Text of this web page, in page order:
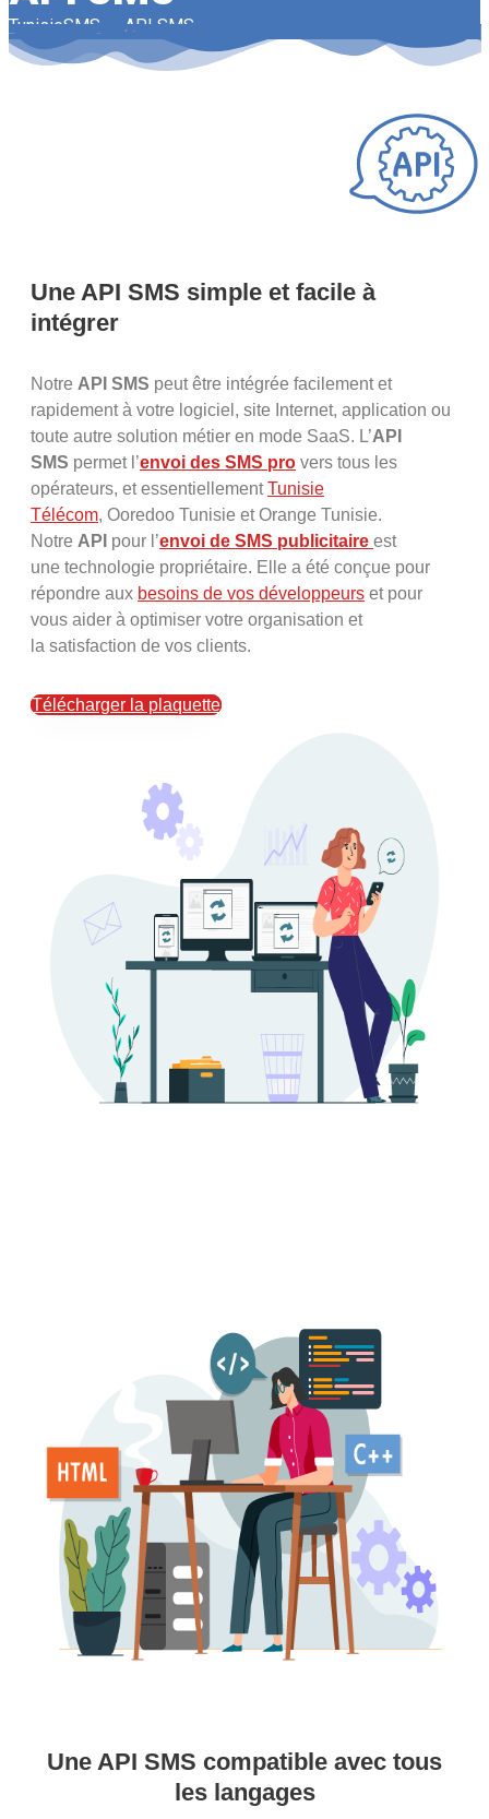
TunisieSMS API SMS
Une API SMS simple et facile à
intégrer
Notre API SMS peut être intégrée facilement et
rapidement à votre logiciel, site Internet, application ou
toute autre solution métier en mode SaaS. L’API
SMS permet l’envoi des SMS pro vers tous les
opérateurs, et essentiellementTunisie
Télécom, Ooredoo Tunisie et Orange Tunisie.
Notre API pour l’envoi de SMS publicitaire est
une technologie propriétaire. Elle a été conçue pour
répondre aux besoins de vos développeurs et pour
vous aider à optimiser votre organisation et
la satisfaction de vos clients.
Télécharger la plaquette
Une API SMS compatible avec tous
les langages